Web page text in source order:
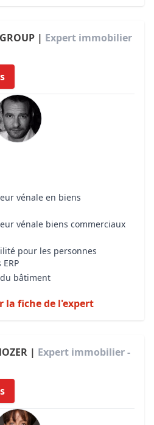
| Expert immobilier
vénale en biens
vénale biens commerciaux
pour les personnes
bâtiment
la fiche de l'expert
| Expert immobilier -